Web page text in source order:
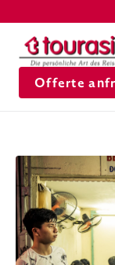
Offerte